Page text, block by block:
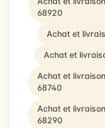
68920
Achat et
Achat et
Achat et
68740
Achat et
68290